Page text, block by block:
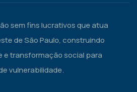
sem fins lucrativos que atua
de São Paulo, construindo
e transformação social para
vulnerabilidade.